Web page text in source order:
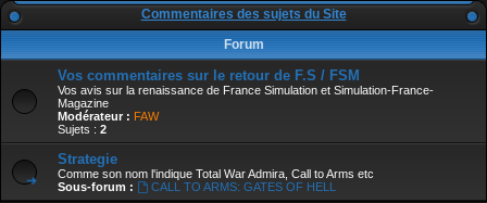
Commentaires des sujets du Site
Forum
Vos commentaires sur le retour de F.S / FSM
Vos avis sur la renaissance de France Simulation et Simulation-France-
Magazine
Modérateur : FAW
Sujets : 2
Strategie
Comme son nom l'indique Total War Admira, Call to Arms etc
Sous-forum :
CALL TO ARMS: GATES OF HELL